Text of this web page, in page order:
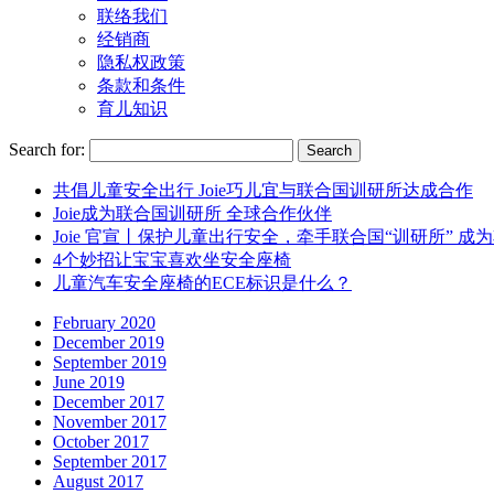
联络我们
经销商
隐私权政策
条款和条件
育儿知识
Search for:
共倡儿童安全出行 Joie巧儿宜与联合国训研所达成合作
Joie成为联合国训研所 全球合作伙伴
Joie 官宣丨保护儿童出行安全，牵手联合国“训研所” 成
4个妙招让宝宝喜欢坐安全座椅
儿童汽车安全座椅的ECE标识是什么？
February 2020
December 2019
September 2019
June 2019
December 2017
November 2017
October 2017
September 2017
August 2017